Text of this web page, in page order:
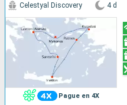
Pague en 4X
Celestyal Discovery 4 d